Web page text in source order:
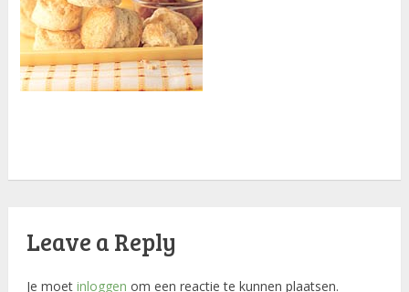
Leave a Reply
Je moet inloggen om een reactie te kunnen plaatsen.